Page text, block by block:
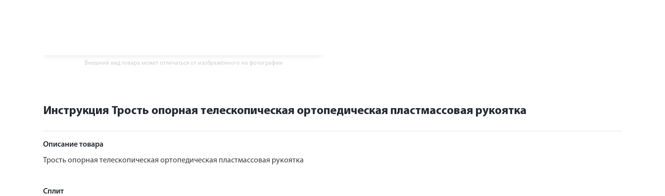
Внешний вид товара может отличаться от изображённого на фотографии
Инструкция Трость опорная телескопическая ортопедическая пластмассовая рукоятка
Описание товара
Трость опорная телескопическая ортопедическая пластмассовая рукоятка
Сплит